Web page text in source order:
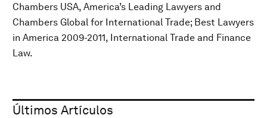
Chambers USA, America’s Leading Lawyers and
Chambers Global for International Trade; Best Lawyers
in America 2009-2011, International Trade and Finance
Law.
Últimos Artículos